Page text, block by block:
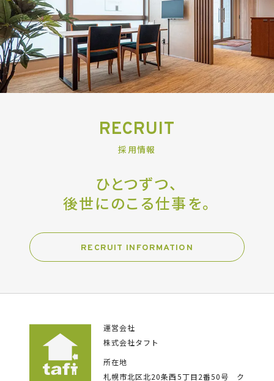
RECRUIT
採用情報
ひとつずつ、
後世にのこる仕事を。
RECRUIT INFORMATION
運営会社
株式会社タフト
所在地
札幌市北区北20条西5丁目2番50号
ク